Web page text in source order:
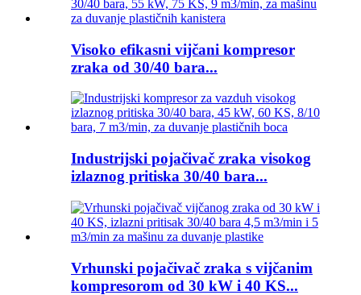
Visoko efikasni vijčani kompresor
zraka od 30/40 bara...
Industrijski pojačivač zraka visokog
izlaznog pritiska 30/40 bara...
Vrhunski pojačivač zraka s vijčanim
kompresorom od 30 kW i 40 KS...